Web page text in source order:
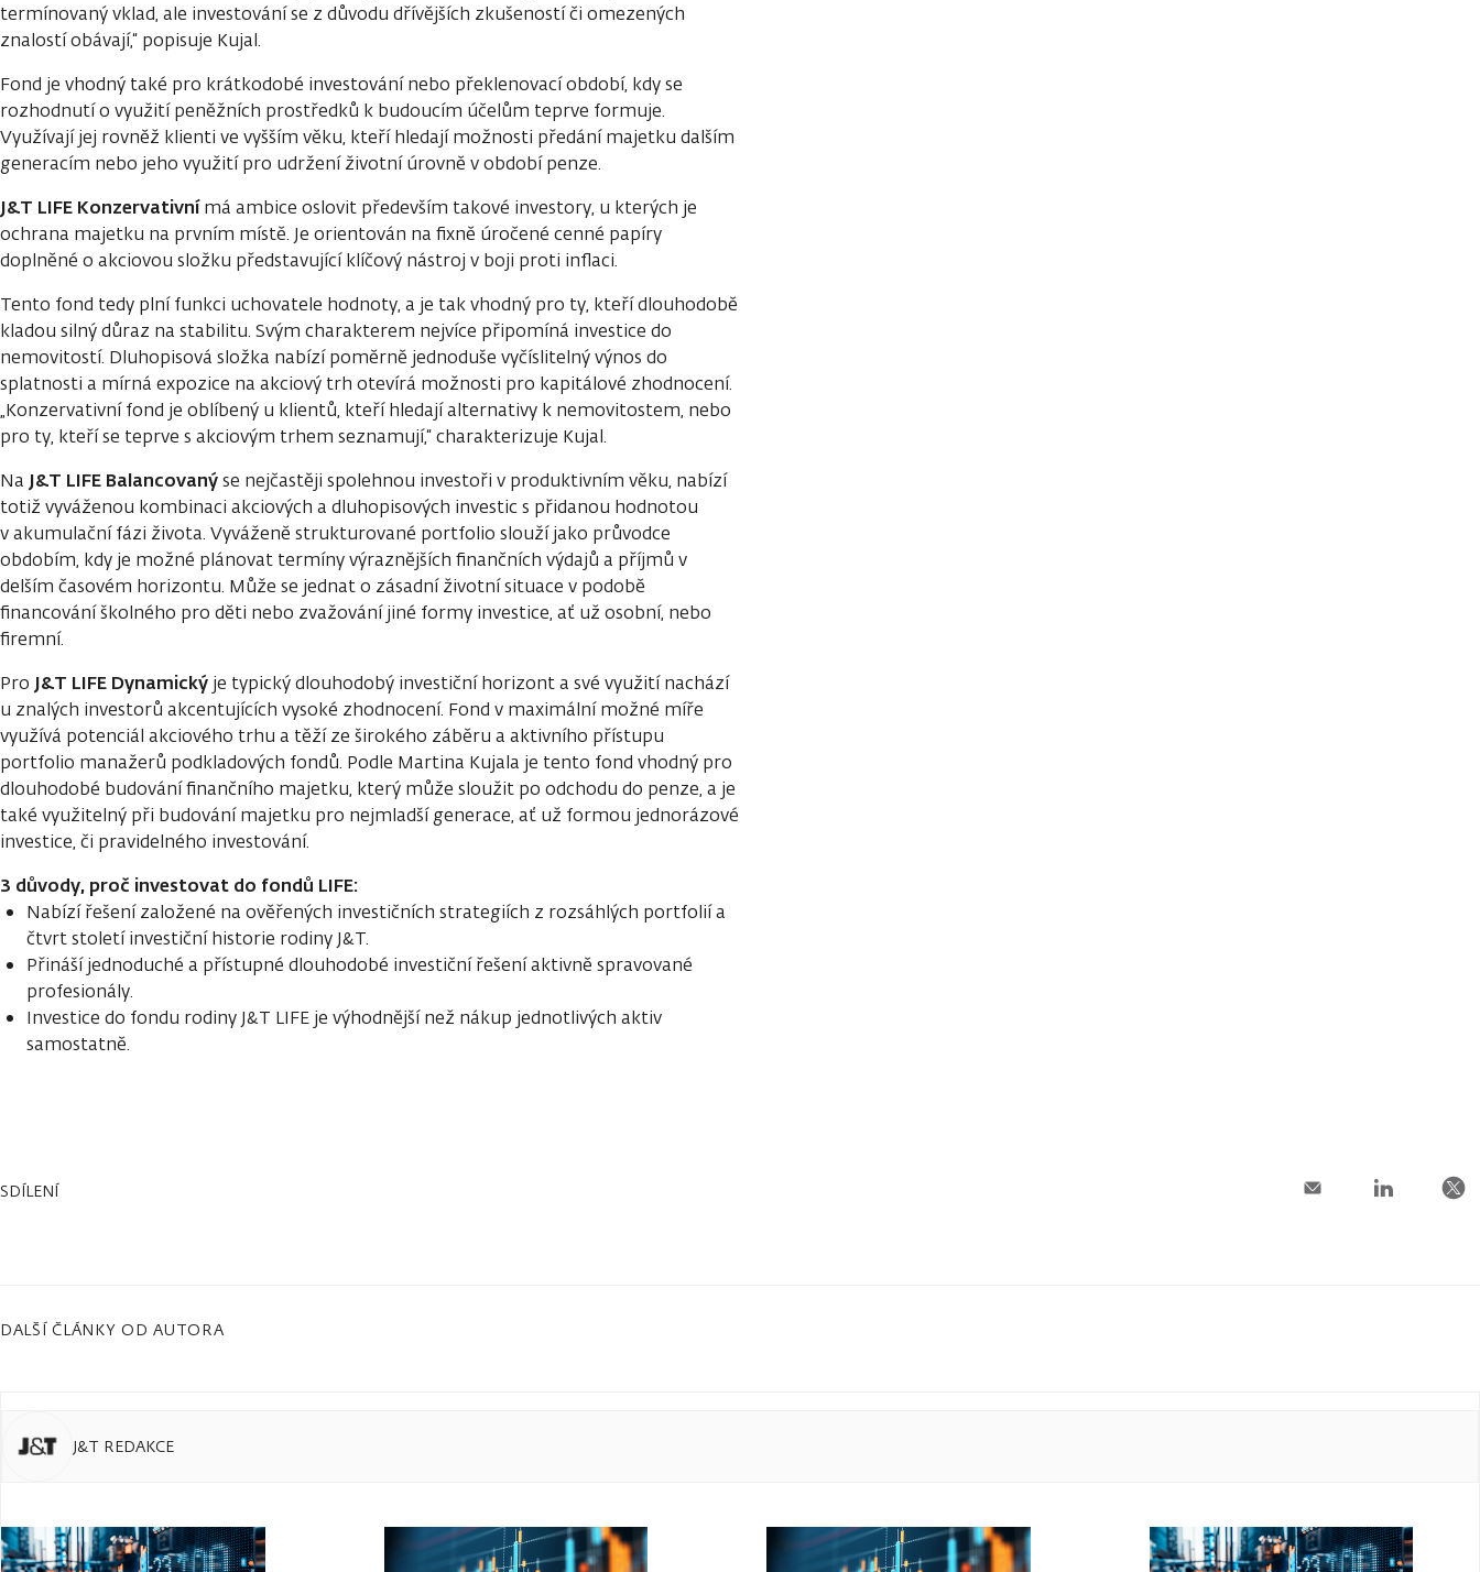
termínovaný vklad, ale investování se z důvodu dřívějších zkušeností či omezených
znalostí obávají,“ popisuje Kujal.
Fond je vhodný také pro krátkodobé investování nebo překlenovací období, kdy se
rozhodnutí o využití peněžních prostředků k budoucím účelům teprve formuje.
Využívají jej rovněž klienti ve vyšším věku, kteří hledají možnosti předání majetku dalším
generacím nebo jeho využití pro udržení životní úrovně v období penze.
J&T LIFE Konzervativnímá ambice oslovit především takové investory, u kterých je
ochrana majetku na prvním místě. Je orientován na fixně úročené cenné papíry
doplněné o akciovou složku představující klíčový nástroj v boji proti inflaci.
Tento fond tedy plní funkci uchovatele hodnoty, a je tak vhodný pro ty, kteří dlouhodobě
kladou silný důraz na stabilitu. Svým charakterem nejvíce připomíná investice do
nemovitostí. Dluhopisová složka nabízí poměrně jednoduše vyčíslitelný výnos do
splatnosti a mírná expozice na akciový trh otevírá možnosti pro kapitálové zhodnocení.
„Konzervativní fond je oblíbený u klientů, kteří hledají alternativy k nemovitostem, nebo
pro ty, kteří se teprve s akciovým trhem seznamují,“ charakterizuje Kujal.
Na J&T LIFE Balancovanýse nejčastěji spolehnou investoři v produktivním věku, nabízí
totiž vyváženou kombinaci akciových a dluhopisových investic s přidanou hodnotou
v akumulační fázi života. Vyváženě strukturované portfolio slouží jako průvodce
obdobím, kdy je možné plánovat termíny výraznějších finančních výdajů a příjmů v
delším časovém horizontu. Může se jednat o zásadní životní situace v podobě
financování školného pro děti nebo zvažování jiné formy investice, ať už osobní, nebo
firemní.
Pro J&T LIFE Dynamický je typický dlouhodobý investiční horizont a své využití nachází
u znalých investorů akcentujících vysoké zhodnocení. Fond v maximální možné míře
využívá potenciál akciového trhu a těží ze širokého záběru a aktivního přístupu
portfolio manažerů podkladových fondů. Podle Martina Kujala je tento fond vhodný pro
dlouhodobé budování finančního majetku, který může sloužit po odchodu do penze, a je
také využitelný při budování majetku pro nejmladší generace, ať už formou jednorázové
investice, či pravidelného investování.
3 důvody, proč investovat do fondů LIFE:
Nabízí řešení založené na ověřených investičních strategiích z rozsáhlých portfolií a
čtvrt století investiční historie rodiny J&T.
Přináší jednoduché a přístupné dlouhodobé investiční řešení aktivně spravované
profesionály.
Investice do fondu rodiny J&T LIFE je výhodnější než nákup jednotlivých aktiv
samostatně.
SDÍLENÍ
DALŠÍ ČLÁNKY OD AUTORA
J&T REDAKCE